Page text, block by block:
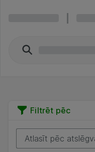
Filtrēt pēc